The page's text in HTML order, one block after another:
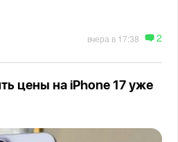
вчера в 17:38 2
цены на iPhone 17 уже